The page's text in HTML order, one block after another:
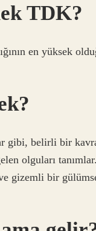
TDK?
en yüksek
gibi, belirli bir
olguları
gizemli bir